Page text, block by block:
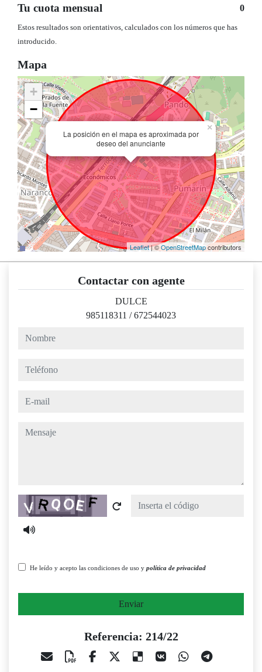
Tu cuota mensual 0
Estos resultados son orientativos, calculados con los números que has
introducido.
Mapa
La posición en el mapa es aproximada por
deseo del anunciante
×
+
−
Leaflet| ©OpenStreetMapcontributors
Contactar con agente
DULCE
985118311 /672544023
nombre
teléfono
e-mail
mensaje
Captcha
He leído y acepto las condiciones de uso y política de privacidad
Enviar
Referencia: 214/22